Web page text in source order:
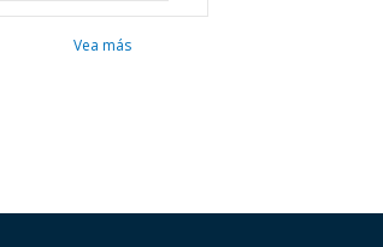
Vea más